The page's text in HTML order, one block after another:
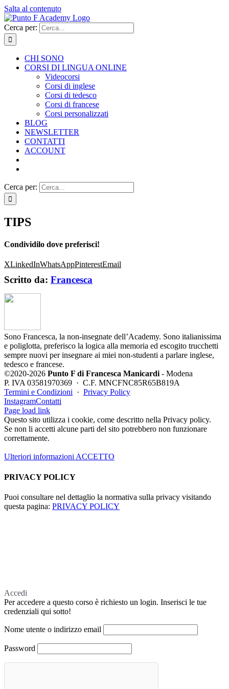
Salta al contenuto
Cerca per:
CHI SONO
CORSI DI LINGUA ONLINE
Videocorsi
Corsi di inglese
Corsi di tedesco
Corsi di francese
Corsi personalizzati
BLOG
NEWSLETTER
CONTATTI
ACCOUNT
Cerca per:
TIPS
Condividilo dove preferisci!
XLinkedInWhatsAppPinterestEmail
Scritto da: Francesca
Sono Francesca, la non-insegnate dell’Academy. Sono italianissima
e poliglotta, preferisco la logica alla memoria ed escogito trucchetti
sempre nuovi per insegnare ai miei non-studenti a parlare inglese,
tedesco e francese.
©2020-2026 Punto F di Francesca Manicardi- Modena
P. IVA 03581970369 · C.F. MNCFNC85R65B819A
Termini e Condizioni · Privacy Policy
InstagramContatti
Page load link
Questo sito utilizza i cookie, come descritto nella Privacy policy.
Se non li accetti alcune parti del sito potrebbero non funzionare
correttamente.
Ulteriori informazioniACCETTO
PRIVACY POLICY
Puoi consultare nel dettaglio la normativa sulla privacy visitando
questa pagina: PRIVACY POLICY
Accedi
Per accedere a questo corso è richiesto un login. Inserisci le tue
credenziali qui sotto!
Nome utente o indirizzo email
Password